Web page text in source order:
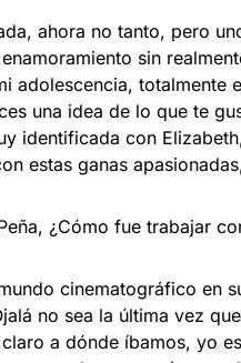
ahora no tanto, pero
sin
adolescencia, totalmente
una idea de lo que te
identificada con
estas ganas
¿Cómo fue trabajar
cinematográfico en
no sea la última vez
a dónde íbamos, yo